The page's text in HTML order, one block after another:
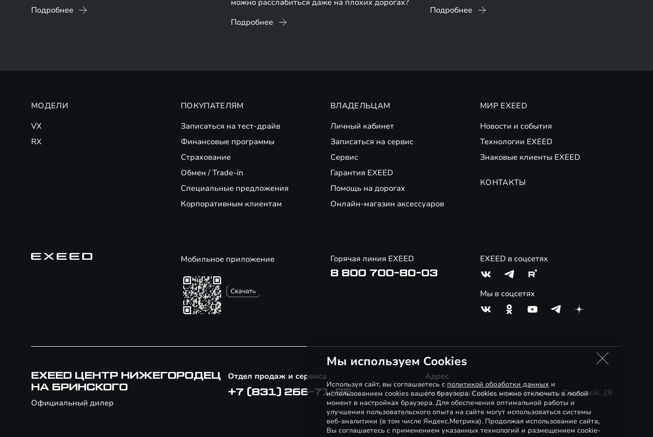
Подробнее
можно расслабиться даже на плохих дорогах?
Подробнее
Подробнее
МОДЕЛИ
VX
RX
ПОКУПАТЕЛЯМ
Записаться на тест-драйв
Финансовые программы
Страхование
Обмен / Trade-in
Специальные предложения
Корпоративным клиентам
ВЛАДЕЛЬЦАМ
Личный кабинет
Записаться на сервис
Сервис
Гарантия EXEED
Помощь на дорогах
Онлайн-магазин аксессуаров
МИР EXEED
Новости и события
Технологии EXEED
Знаковые клиенты EXEED
КОНТАКТЫ
Мобильное приложение Горячая линия EXEED
8 800 700-80-03
EXEED в соцсетях
Мы в соцсетях
EXEED ЦЕНТР НИЖЕГОРОДЕЦ
НА БРИНСКОГО
Официальный дилер
Отдел продаж и сервиса
+7 (831) 266-71-96
Адрес
Нижний Новгород, улица Надежды Сусловой, 28
Мы используем Cookies
Используя сайт, вы соглашаетесь с политикой обработки данных и
использованием cookies вашего браузера. Cookies можно отключить в любой
момент в настройках браузера. Для обеспечения оптимальной работы и
улучшения пользовательского опыта на сайте могут использоваться системы
веб-аналитики (в том числе Яндекс.Метрика). Продолжая использование сайта,
Вы соглашаетесь с применением указанных технологий и размещением cookie-